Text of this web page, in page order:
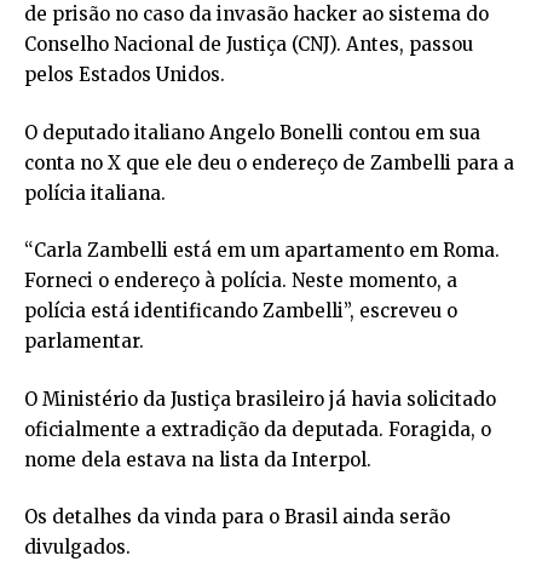
de prisão no caso da invasão hacker ao sistema do
Conselho Nacional de Justiça (CNJ). Antes, passou
pelos Estados Unidos.
O deputado italiano Angelo Bonelli contou em sua
conta no X que ele deu o endereço de Zambelli para a
polícia italiana.
“Carla Zambelli está em um apartamento em Roma.
Forneci o endereço à polícia. Neste momento, a
polícia está identificando Zambelli”, escreveu o
parlamentar.
O Ministério da Justiça brasileiro já havia solicitado
oficialmente a extradição da deputada. Foragida, o
nome dela estava na lista da Interpol.
Os detalhes da vinda para o Brasil ainda serão
divulgados.